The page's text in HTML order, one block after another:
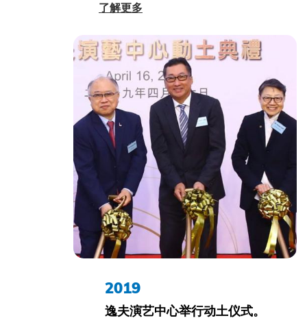
了解更多
2019
逸夫演艺中心举行动土仪式。